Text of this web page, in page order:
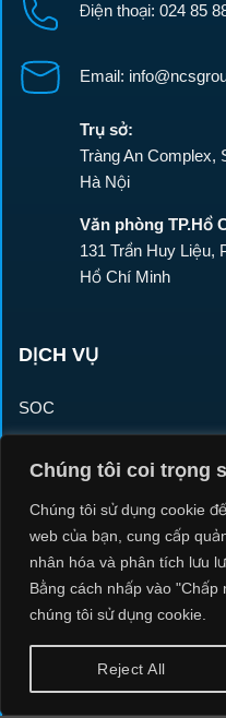
Chúng tôi coi trọng
Chúng tôi sử dụng cookie
web của bạn, cung cấp
nhân hóa và phân tích lưu
Bằng cách nhấp vào
chúng tôi sử dụng cookie.
Reject All
Điện thoại: 024 85
Email:
Trụ sở:
Tràng An Complex,
Hà Nội
Văn phòng TP.Hồ
131 Trần Huy Liệu,
Hồ Chí Minh
DỊCH VỤ
SOC
REDTEAM
MALWARE
COMPROMISE
THREAT INTELLIGENCE
INCIDENT RESPONSE